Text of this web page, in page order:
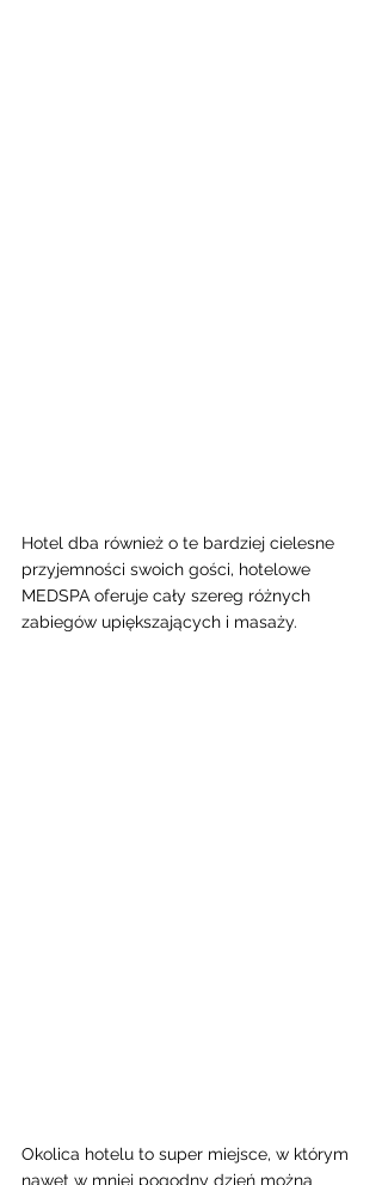
Hotel dba również o te bardziej cielesne
przyjemności swoich gości, hotelowe
MEDSPA oferuje cały szereg różnych
zabiegów upiększających i masaży.
Okolica hotelu to super miejsce, w którym
nawet w mniej pogodny dzień można